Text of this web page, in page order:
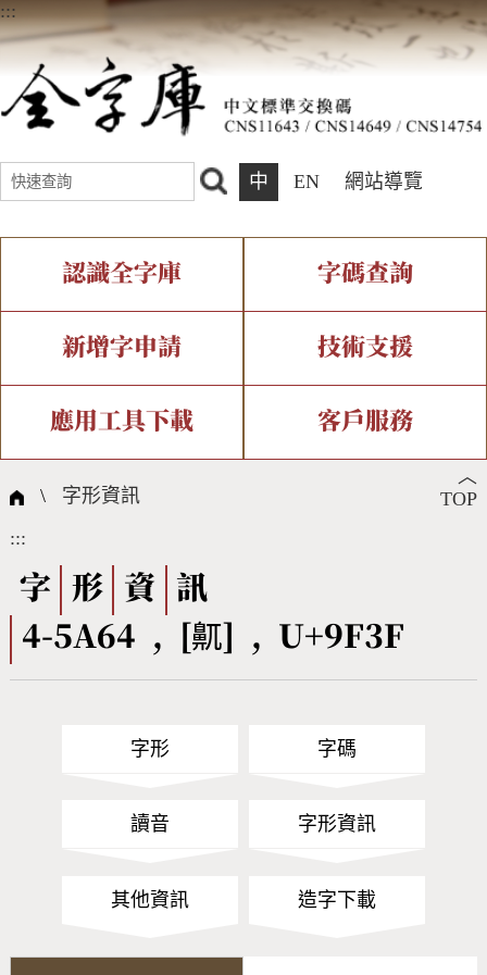
:::
中 EN 網站導覽
認識全字庫
全字庫介紹 全字庫現況
中文碼介紹 專有名詞介紹
國際字碼相關組織
字碼查詢
IDS查詢 部件查詢
複合查詢 注音查詢
筆畫查詢
筆順序查詢
CNS查詢 Unicode查詢
新增字申請
新字申請處理流程
技術支援
字形即時顯示 造字解決方案
全字庫授權 轉碼Web Service
應用工具下載
個人電腦造字處理工具
字形下載
客戶服務
問題集
熱門查詢統計
︿
TOP
\ 字形資訊
:::
字 形 資
訊
4-5A64 , [鼿] , U+9F3F
字形 字碼
讀音 字形資訊
其他資訊 造字下載